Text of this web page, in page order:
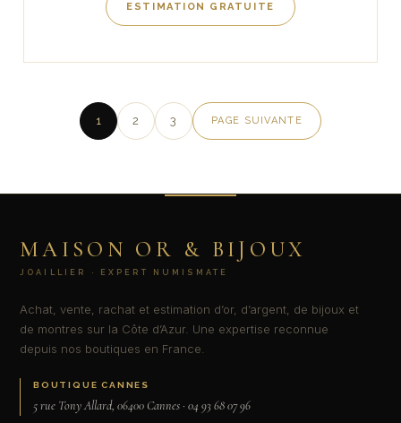
ESTIMATION GRATUITE
1 2 3 PAGE SUIVANTE
MAISON OR & BIJOUX
JOAILLIER · EXPERT NUMISMATE
Achat, vente, rachat et estimation d’or, d’argent, de bijoux et
de montres sur la Côte d’Azur. Une expertise reconnue
depuis nos boutiques en France.
BOUTIQUE CANNES
5 rue Tony Allard, 06400 Cannes · 04 93 68 07 96